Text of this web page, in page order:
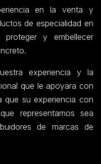
en la venta y
de especialidad en
y embellecer
experiencia y la
que le apoyara con
que su experiencia con
representamos sea
de marcas de